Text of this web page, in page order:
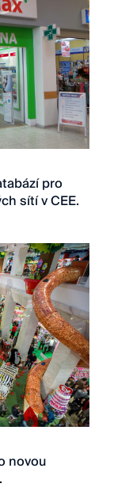
pro
sítí v CEE.
novou